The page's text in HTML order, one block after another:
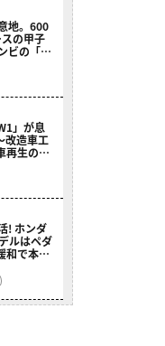
地。600
の甲子
ビの「ス
」が息
改造車工
再生のロ
! ホンダ
ルはペダ
和で本来